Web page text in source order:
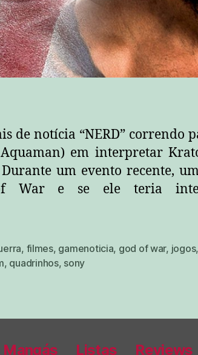
de notícia “NERD” correndo
em interpretar
um evento recente,
War e se ele teria
, filmes, gamenoticia, god of war, jogos,
, quadrinhos, sony
Mangás Listas Reviews